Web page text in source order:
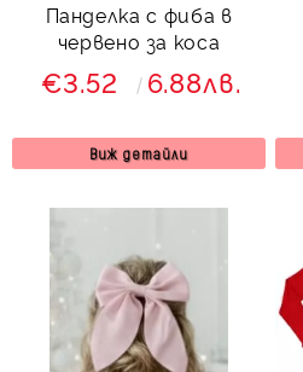
Панделка с фиба в
червено за коса
€3.52 6.88лв.
Виж детайли